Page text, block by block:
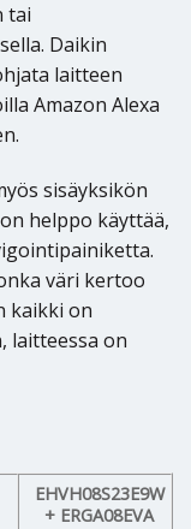
tai
Daikin
laitteen
Amazon Alexa
sisäyksikön
helppo käyttää,
väri kertoo
kaikki on
laitteessa on
EHVH08S23E9W
+ ERGA08EVA